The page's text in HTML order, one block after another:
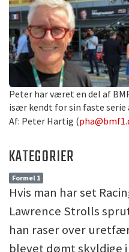
Peter har været en del af
især kendt for sin faste serie
Af: Peter Hartig (
KATEGORIER
Formel 1
Hvis man har set
Lawrence Strolls
han raser over
blevet dømt skyldige i